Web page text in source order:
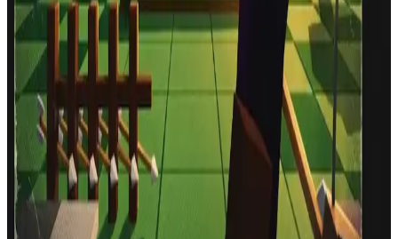
0
SON VURUŞ
Fare/dokunma ile nişan al, tıkla veya dokunarak ateş et
zoom için Shift / RMB basılı tut
Hit the Ender Dragon for
+10s.
TNT'ye vurursan kaybedersin.
Nişan al, ateş et, kılıç topla. TNT'ye vurursan kaybedersin.
Ranking
Best players
Top 10 Ever
Best saved scores of all time.